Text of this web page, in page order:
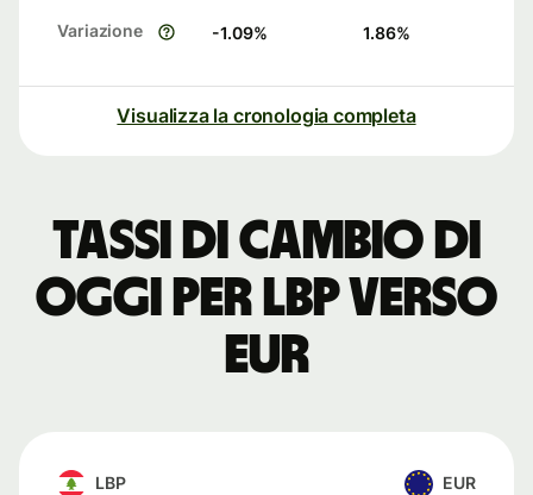
Variazione -1.09% 1.86%
Visualizza la cronologia completa
Tassi di cambio di
oggi per LBP verso
EUR
LBP EUR